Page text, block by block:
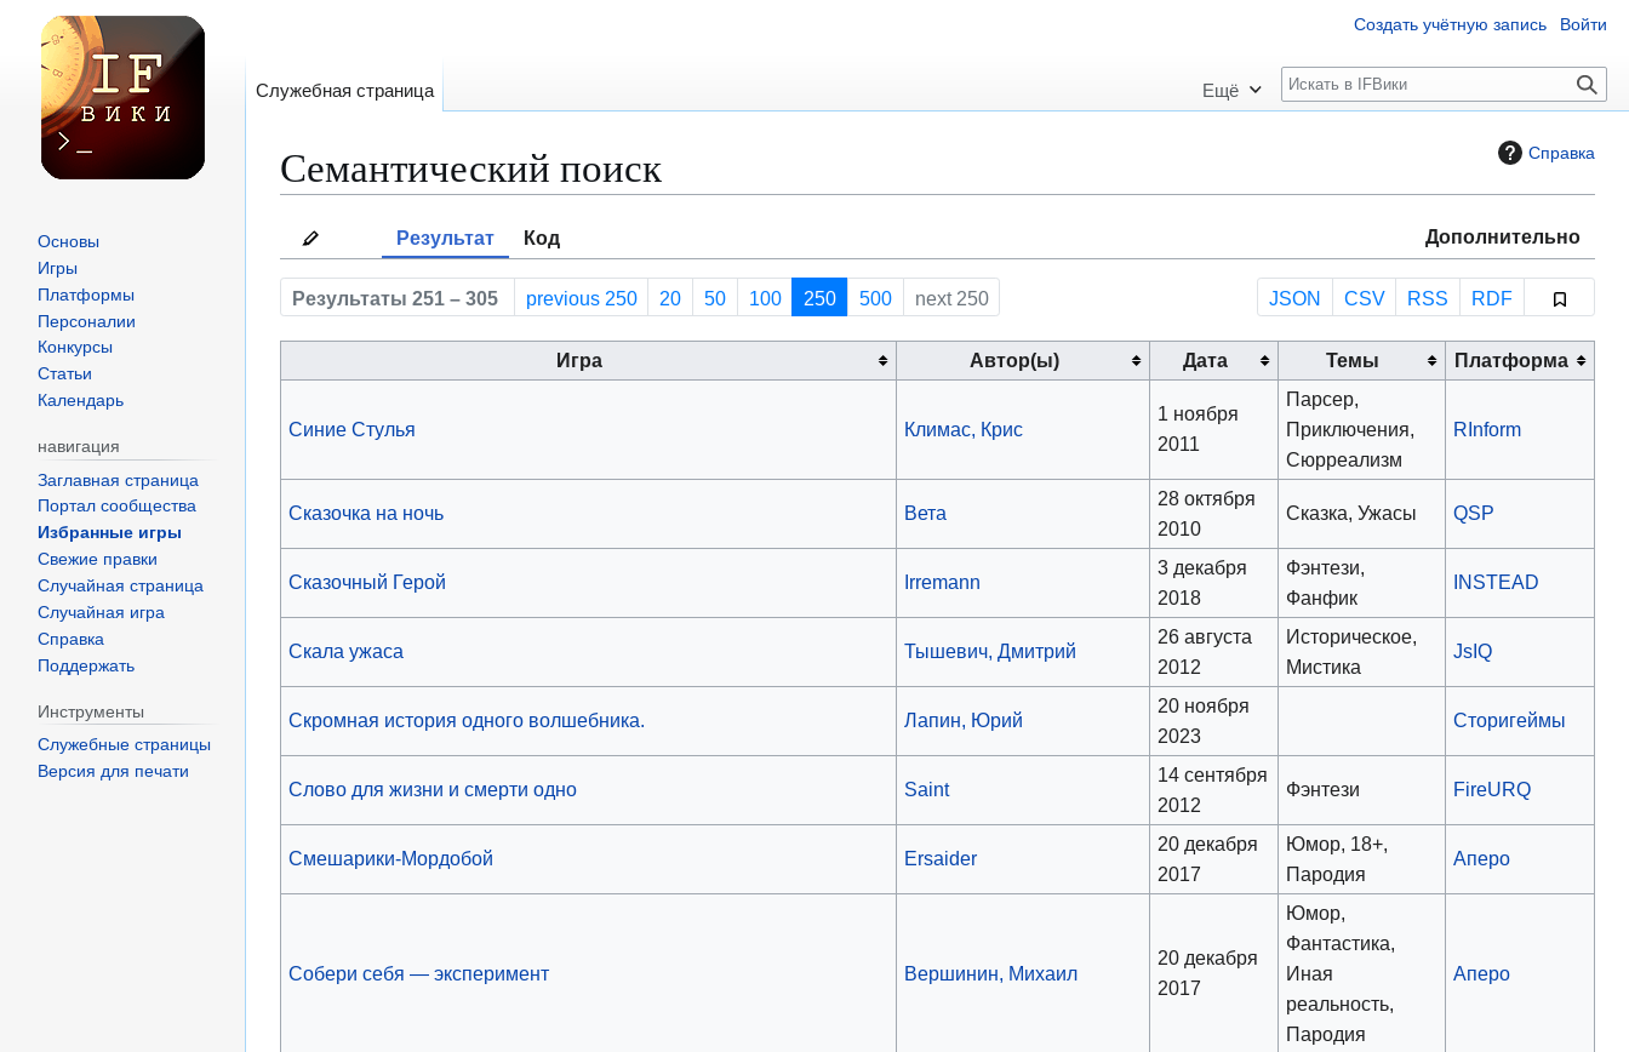
Справка
Семантический поиск
Перейти
к
навигации
Перейти
к
поиску
Результат Код Дополнительно
Результаты 251 – 305 previous 250 20 50 100 250 500 next 250 JSON CSV RSS RDF
Игра Автор(ы) Дата Темы Платформа
Синие Стулья Климас, Крис
1 ноября
2011
Парсер,
Приключения,
Сюрреализм
RInform
Сказочка на ночь Вета
28 октября
2010
Сказка, Ужасы QSP
Сказочный Герой Irremann
3 декабря
2018
Фэнтези,
Фанфик
INSTEAD
Скала ужаса Тышевич, Дмитрий
26 августа
2012
Историческое,
Мистика
JsIQ
Скромная история одного волшебника. Лапин, Юрий
20 ноября
2023
Сторигеймы
Слово для жизни и смерти одно Saint
14 сентября
2012
Фэнтези FireURQ
Смешарики-Мордобой Ersaider
20 декабря
2017
Юмор, 18+,
Пародия
Аперо
Собери себя — эксперимент Вершинин, Михаил
20 декабря
2017
Юмор,
Фантастика,
Иная
реальность,
Пародия
Аперо
Создать учётную запись Войти
Служебная страница Ещё
П
о
к
Основы
Игры
Платформы
Персоналии
Конкурсы
Статьи
Календарь
навигация
Заглавная страница
Портал сообщества
Избранные игры
Свежие правки
Случайная страница
Случайная игра
Справка
Поддержать
Инструменты
Служебные страницы
Версия для печати